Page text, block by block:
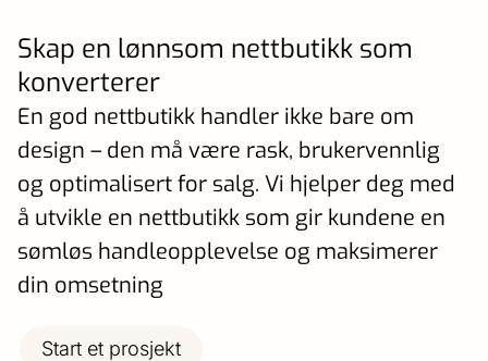
Skap en lønnsom nettbutikk som
konverterer
En god nettbutikk handler ikke bare om
design – den må være rask, brukervennlig
og optimalisert for salg. Vi hjelper deg med
å utvikle en nettbutikk som gir kundene en
sømløs handleopplevelse og maksimerer
din omsetning
Start et prosjekt